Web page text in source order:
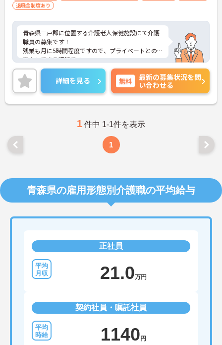
退職金制度あり
青森県三戸郡に位置する介護老人保健施設にて介護
職員の募集です！
残業も月に5時間程度ですので、プライベートとの
両立もできる環境です。
賞与も3.4ヶ月の実績がございますので、頑張りがし
っかり評価されます。
マイカー通勤OKのため、通勤困ることもないですよ
♪
ご興味ある方には、面接のポイントなど、さらに詳
詳細を見る 無料
最新の募集状況を問
い合わせる
1 件中 1-1件を表示
1
青森県の雇用形態別介護職の平均給与
正社員
21.0万円
契約社員・嘱託社員
1140 円